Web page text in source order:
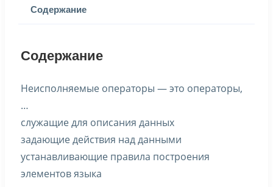
Содержание
Содержание
Неисполняемые операторы — это операторы,
…
служащие для описания данных
задающие действия над данными
устанавливающие правила построения
элементов языка